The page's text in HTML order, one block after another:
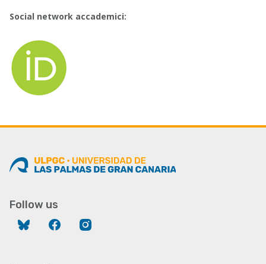
Social network accademici:
Follow us
Bluesky Facebook